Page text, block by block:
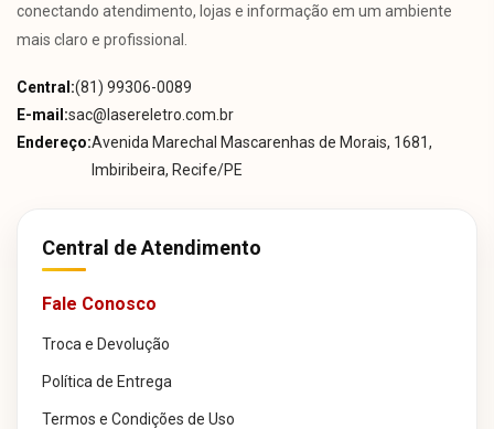
conectando atendimento, lojas e informação em um ambiente
mais claro e profissional.
Central:(81) 99306-0089
E-mail:sac@lasereletro.com.br
Endereço:Avenida Marechal Mascarenhas de Morais, 1681,
Imbiribeira, Recife/PE
Central de Atendimento
Fale Conosco
Troca e Devolução
Política de Entrega
Termos e Condições de Uso